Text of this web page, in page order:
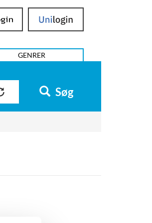
UniLogin
GENRER
Søg